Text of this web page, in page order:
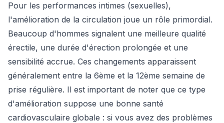
Pour les performances intimes (sexuelles),
l'amélioration de la circulation joue un rôle primordial.
Beaucoup d'hommes signalent une meilleure qualité
érectile, une durée d'érection prolongée et une
sensibilité accrue. Ces changements apparaissent
généralement entre la 6ème et la 12ème semaine de
prise régulière. Il est important de noter que ce type
d'amélioration suppose une bonne santé
cardiovasculaire globale : si vous avez des problèmes